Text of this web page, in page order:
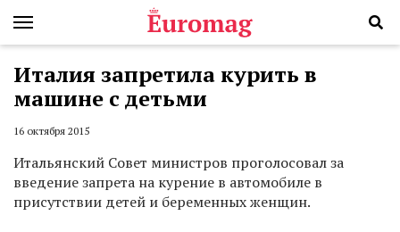
Италия запретила курить в
машине с детьми
16 октября 2015
Итальянский Совет министров проголосовал за
введение запрета на курение в автомобиле в
присутствии детей и беременных женщин.